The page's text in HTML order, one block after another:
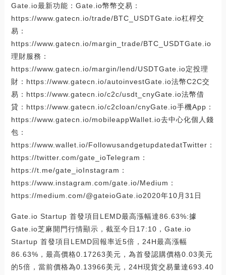
Gate.io最新功能：Gate.io幣幣交易：
https://www.gatecn.io/trade/BTC_USDTGate.io杠桿交
易：
https://www.gatecn.io/margin_trade/BTC_USDTGate.io
理財服務：
https://www.gatecn.io/margin/lend/USDTGate.io定投理
財：https://www.gatecn.io/autoinvestGate.io法幣C2C交
易：https://www.gatecn.io/c2c/usdt_cnyGate.io法幣借
貸：https://www.gatecn.io/c2cloan/cnyGate.io手機App：
https://www.gatecn.io/mobileappWallet.io去中心化個人錢
包：
https://www.wallet.io/FollowusandgetupdatedatTwitter：
https://twitter.com/gate_ioTelegram：
https://t.me/gate_ioInstagram：
https://www.instagram.com/gate.io/Medium：
https://medium.com/@gateioGate.io2020年10月31日
Gate.io Startup 首發項目LEMD最高漲幅達86.63%:據
Gate.io芝麻開門行情顯示，截至今日17:10，Gate.io
Startup 首發項目LEMD回報率近5倍，24H最高漲幅
86.63%，最高價格0.17263美元，為首發認購價格0.03美元
的5倍，當前價格為0.13966美元，24H現貨交易量達693.40